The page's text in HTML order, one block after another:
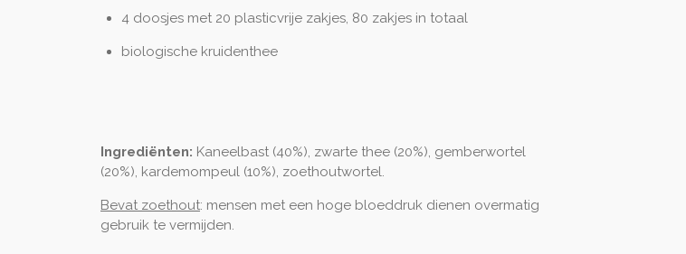
4 doosjes met 20 plasticvrije zakjes, 80 zakjes in totaal
biologische kruidenthee
Ingrediënten: Kaneelbast (40%), zwarte thee (20%), gemberwortel
(20%), kardemompeul (10%), zoethoutwortel.
Bevat zoethout: mensen met een hoge bloeddruk dienen overmatig
gebruik te vermijden.